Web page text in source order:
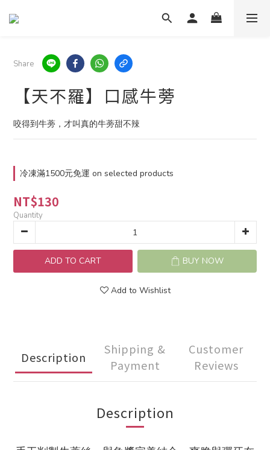
Share
【天不羅】口感牛蒡
咬得到牛蒡，才叫真的牛蒡甜不辣
冷凍滿1500元免運 on selected products
NT$130
Quantity
ADD TO CART BUY NOW
Add to Wishlist
Description
Shipping &
Payment
Customer
Reviews
Description